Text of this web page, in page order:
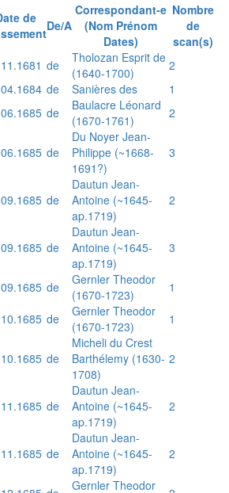
de
De/A
Correspondant-e
(Nom Prénom
Dates)
Nombre
de
scan(s)
de
Tholozan Esprit de
(1640-1700)
2
de Sanières des
1
de
Baulacre Léonard
(1670-1761)
2
de
Du Noyer Jean-
Philippe (~1668-
1691?)
3
de
Dautun Jean-
Antoine (~1645-
ap.1719)
2
de
Dautun Jean-
Antoine (~1645-
ap.1719)
3
de
Gernler Theodor
(1670-1723)
1
de
Gernler Theodor
(1670-1723)
1
de
Micheli du Crest
Barthélemy (1630-
1708)
2
de
Dautun Jean-
Antoine (~1645-
ap.1719)
2
de
Dautun Jean-
Antoine (~1645-
ap.1719)
2
Gernler Theodor